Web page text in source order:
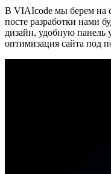
В VIAIcode мы берем на
посте разработки нами
дизайн, удобную панель
оптимизация сайта под